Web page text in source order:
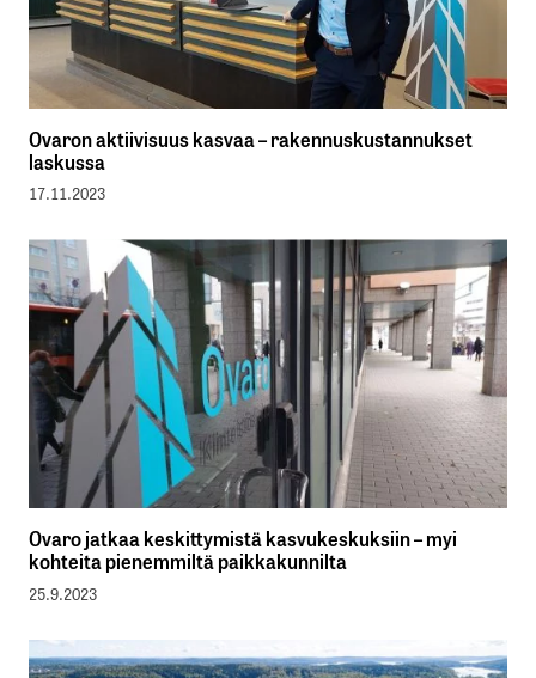
Ovaron aktiivisuus kasvaa – rakennuskustannukset
laskussa
17.11.2023
Ovaro jatkaa keskittymistä kasvukeskuksiin – myi
kohteita pienemmiltä paikkakunnilta
25.9.2023